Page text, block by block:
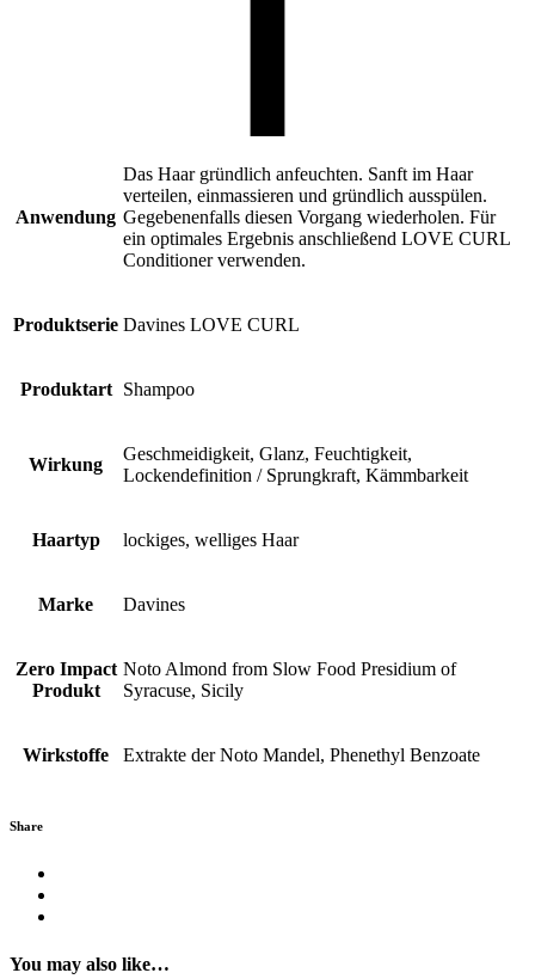
Anwendung
Das Haar gründlich anfeuchten. Sanft im Haar
verteilen, einmassieren und gründlich ausspülen.
Gegebenenfalls diesen Vorgang wiederholen. Für
ein optimales Ergebnis anschließend LOVE CURL
Conditioner verwenden.
Produktserie Davines LOVE CURL
Produktart Shampoo
Wirkung
Geschmeidigkeit, Glanz, Feuchtigkeit,
Lockendefinition / Sprungkraft, Kämmbarkeit
Haartyp lockiges, welliges Haar
Marke Davines
Zero Impact
Produkt
Noto Almond from Slow Food Presidium of
Syracuse, Sicily
Wirkstoffe Extrakte der Noto Mandel, Phenethyl Benzoate
Share
You may also like…